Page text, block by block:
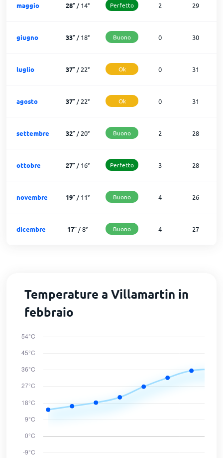
maggio 28°/14° Perfetto 2 29
giugno 33°/18° Buono 0 30
luglio 37°/22° Ok 0 31
agosto 37°/22° Ok 0 31
settembre 32°/20° Buono 2 28
ottobre 27°/16° Perfetto 3 28
novembre 19°/11° Buono 4 26
dicembre 17° /8° Buono 4 27
Temperature a Villamartin in
febbraio